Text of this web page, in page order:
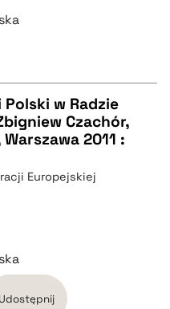
w Radzie
Czachór,
2011 :
Europejskiej
Udostępnij